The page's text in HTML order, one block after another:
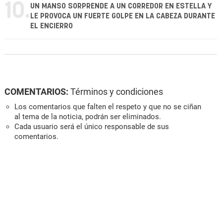
10. UN MANSO SORPRENDE A UN CORREDOR EN ESTELLA Y
LE PROVOCA UN FUERTE GOLPE EN LA CABEZA DURANTE
EL ENCIERRO
COMENTARIOS: Términos y condiciones
Los comentarios que falten el respeto y que no se ciñan
al tema de la noticia, podrán ser eliminados.
Cada usuario será el único responsable de sus
comentarios.